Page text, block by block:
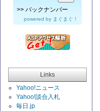
>> バックナンバー
powered by まぐまぐ！
Links
Yahoo!ニュース
Yahoo!談合入札
毎日.jp